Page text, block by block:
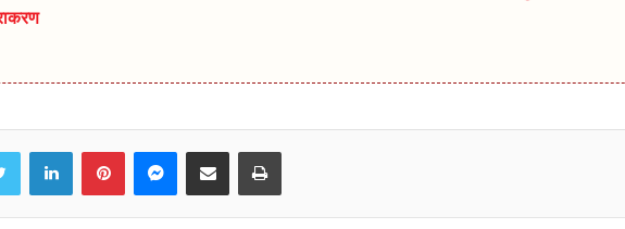
Twitter LinkedInPinterestMessenger
Share via Email Print